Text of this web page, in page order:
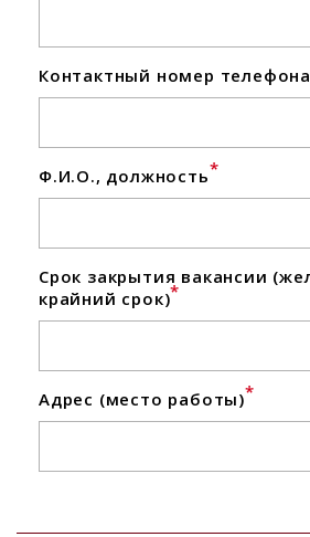
Контактный номер телефона
Ф.И.О., должность*
Срок закрытия вакансии
крайний срок)*
Адрес (место работы)*